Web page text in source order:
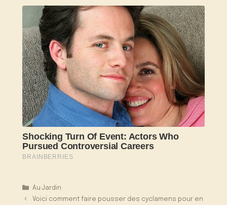
Catégories
Au Jardin
Voici comment faire pousser des cyclamens pour en